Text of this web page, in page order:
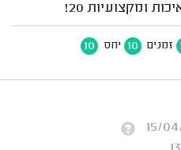
ומקצועיות 20!
זמנים 10 יחס 10